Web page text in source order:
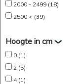
2000 - 2499 (18)
2500 < (39)
Hoogte in cm
0 (1)
2 (5)
4 (1)